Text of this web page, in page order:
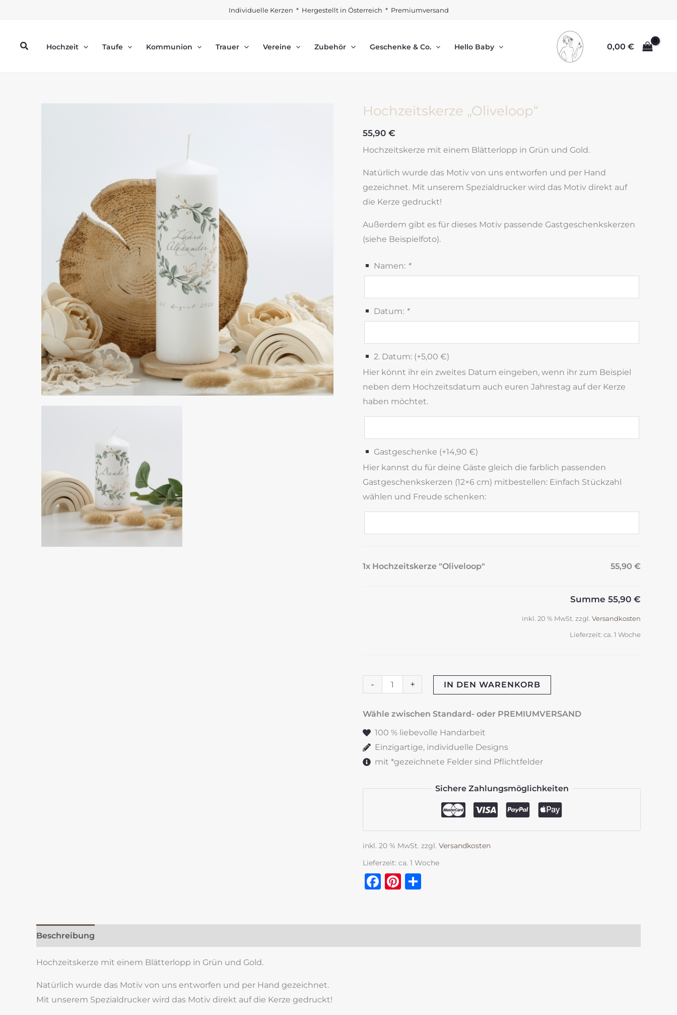
Individuelle Kerzen * Hergestellt in Österreich * Premiumversand
SuchenHochzeit Taufe Kommunion Trauer Vereine Zubehör Geschenke & Co. Hello Baby 0,00 €
Hochzeitskerze „Oliveloop“
55,90 €
Hochzeitskerze mit einem Blätterlopp in Grün und Gold.
Natürlich wurde das Motiv von uns entworfen und per Hand
gezeichnet. Mit unserem Spezialdrucker wird das Motiv direkt auf
die Kerze gedruckt!
Außerdem gibt es für dieses Motiv passende Gastgeschenkskerzen
(siehe Beispielfoto).
Namen: *
Datum: *
2. Datum: (+5,00€)
Hier könnt ihr ein zweites Datum eingeben, wenn ihr zum Beispiel
neben dem Hochzeitsdatum auch euren Jahrestag auf der Kerze
haben möchtet.
Gastgeschenke (+14,90€)
Hier kannst du für deine Gäste gleich die farblich passenden
Gastgeschenkskerzen (12×6 cm) mitbestellen: Einfach Stückzahl
wählen und Freude schenken:
1x Hochzeitskerze "Oliveloop" 55,90 €
Summe 55,90 €
inkl. 20 % MwSt. zzgl. Versandkosten
Lieferzeit: ca. 1 Woche
-
Hochzeitskerze
Menge
+ IN DEN WARENKORB
Wähle zwischen Standard- oder PREMIUMVERSAND
100 % liebevolle Handarbeit
Einzigartige, individuelle Designs
mit *gezeichnete Felder sind Pflichtfelder
Sichere Zahlungsmöglichkeiten
inkl. 20 % MwSt. zzgl. Versandkosten
Lieferzeit: ca. 1 Woche
Facebook
Pinterest
Beschreibung
Hochzeitskerze mit einem Blätterlopp in Grün und Gold.
Natürlich wurde das Motiv von uns entworfen und per Hand gezeichnet.
Mit unserem Spezialdrucker wird das Motiv direkt auf die Kerze gedruckt!